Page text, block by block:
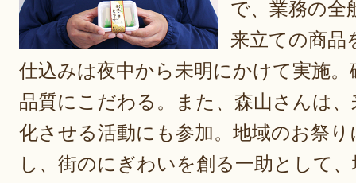
で、業務の全
来立ての商品
仕込みは夜中から未明にかけて実施
品質にこだわる。また、森山さんは
化させる活動にも参加。地域のお祭
し、街のにぎわいを創る一助として